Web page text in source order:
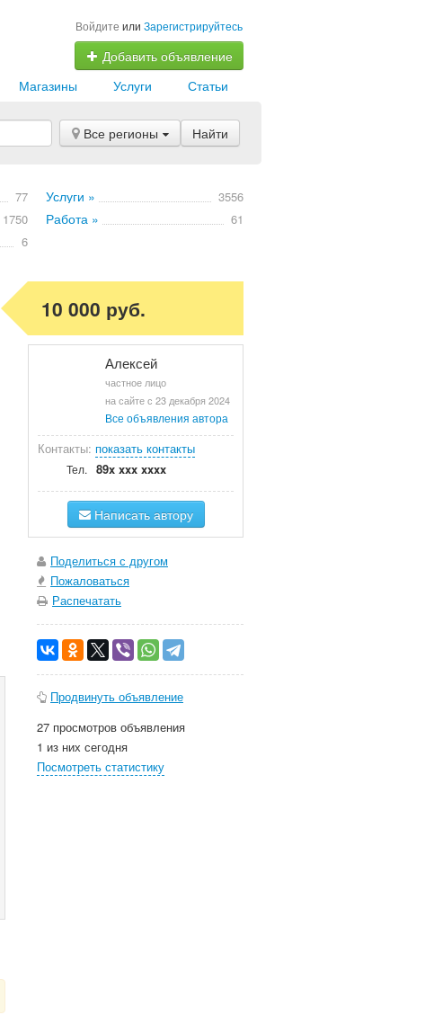
Войдите или Зарегистрируйтесь
Добавить объявление
Статьи
Услуги
Магазины
Все регионы Найти
77 Услуги » 3556
1750 Работа » 61
6
10 000 руб.
Алексей
частное лицо
на сайте с 23 декабря 2024
Все объявления автора
Контакты: показать контакты
Тел. 89x xxx xxxx
Написать автору
Поделиться с другом
Пожаловаться
Распечатать
Продвинуть объявление
27 просмотров объявления
1 из них сегодня
Посмотреть статистику